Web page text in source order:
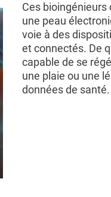
Ces
une peau
voie à des
et connectés. De
capable de se
une plaie ou une
données de santé.